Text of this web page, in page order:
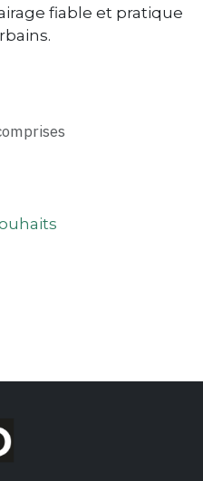
fiable et pratique